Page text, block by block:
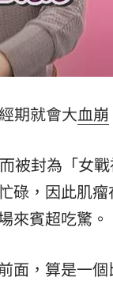
期就會大血崩
被封為「女
碌，因此肌
來賓超吃驚。
面，算是一